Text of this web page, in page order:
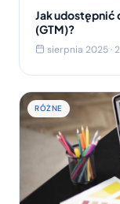
Jak udostępnić
(GTM)?
sierpnia 2025 ·
RÓŻNE